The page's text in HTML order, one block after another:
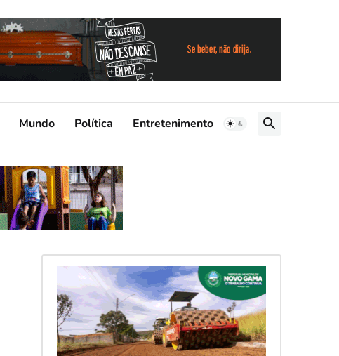
Mundo Política Entretenimento